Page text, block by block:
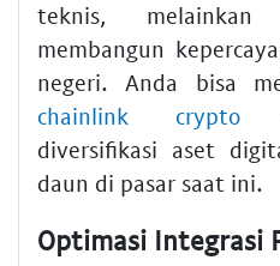
teknis, melainkan
membangun
negeri. Anda bisa
chainlink crypto
diversifikasi aset
daun di pasar saat ini.
Optimasi Integrasi